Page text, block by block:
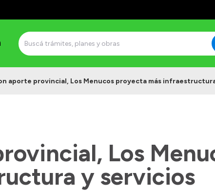
aporte provincial, Los Menucos proyecta más
Los
y servicios